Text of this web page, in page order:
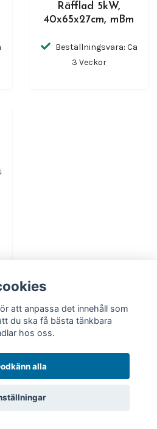
Räfflad 5kW,
40x65x27cm, mBm
Beställningsvara: Ca
3 Veckor
att anpassa det innehåll som
du ska få bästa tänkbara
hos oss.
alla